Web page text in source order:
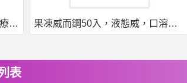
印度kamagra果凍威爾剛用於治療男性勃起功能障礙 果凍威而鋼50入，液態威，口溶速效
表